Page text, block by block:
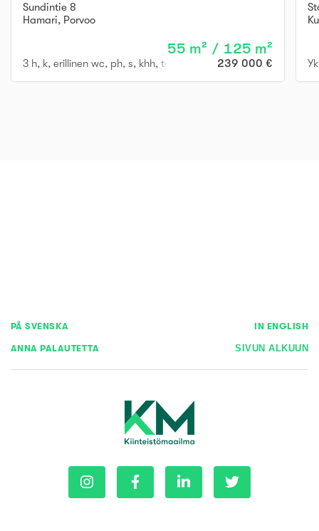
Sundintie 8
Hamari, Porvoo
55 m² / 125 m²
3 h, k, erillinen wc, ph, s, khh, takkahuone, varastohuone,
239 000 €
PÅ SVENSKA IN ENGLISH
ANNA PALAUTETTA SIVUN ALKUUN